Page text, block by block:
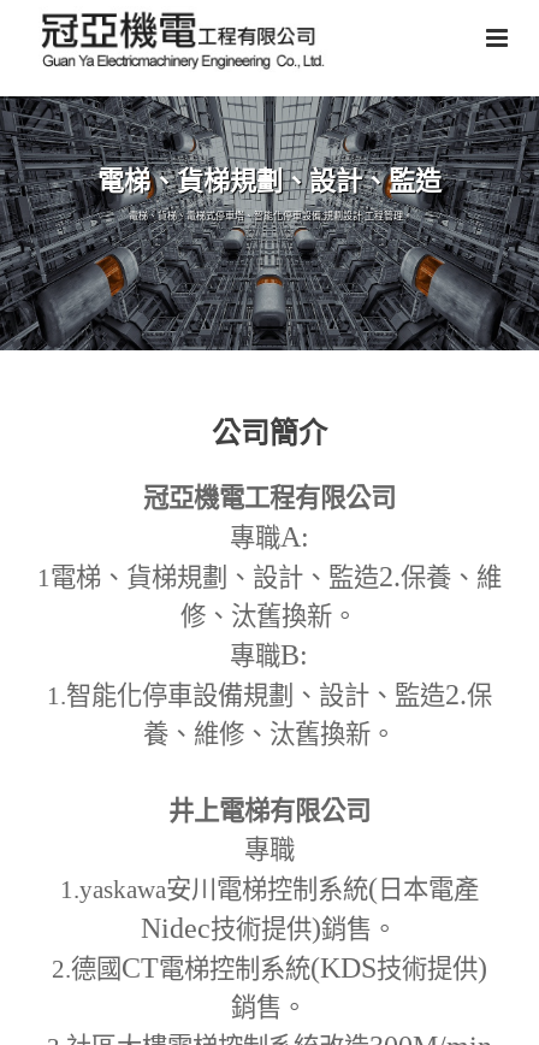
電梯、貨梯規劃、設計、監造
電梯、貨梯、電梯式停車塔、智能化停車設備,規劃設計,工程管理。
公司簡介
冠亞機電工程有限公司
專職A:
1電梯、貨梯規劃、設計、監造2.保養、維
修、汰舊換新。
專職B:
1.智能化停車設備規劃、設計、監造2.保
養、維修、汰舊換新。
井上電梯有限公司
專職
1.yaskawa安川電梯控制系統( 日本電產
Nidec技術提供)銷售。
2.德國 CT電梯控制系統(KDS技術提供)
銷售。